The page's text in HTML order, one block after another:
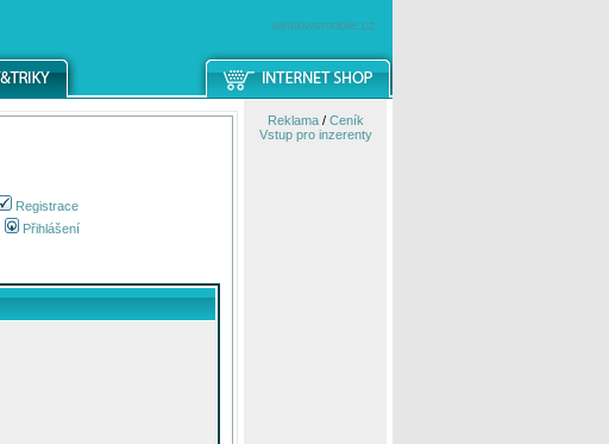
windowsmobile.cz
Registrace
Přihlášení
Reklama/ Ceník
Vstup pro inzerenty